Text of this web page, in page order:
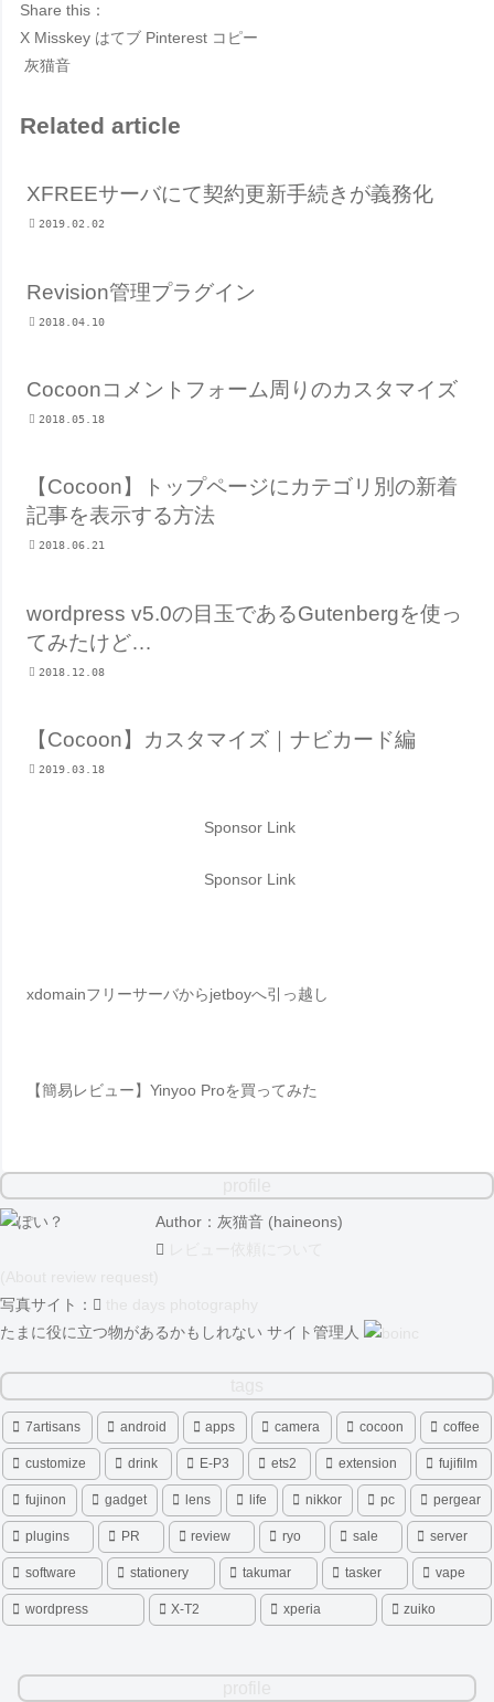
Share this：
X Misskey はてブ Pinterest コピー
灰猫音
Related article
XFREEサーバにて契約更新手続きが義務化
2019.02.02
Revision管理プラグイン
2018.04.10
Cocoonコメントフォーム周りのカスタマイズ
2018.05.18
【Cocoon】トップページにカテゴリ別の新着
記事を表示する方法
2018.06.21
wordpress v5.0の目玉であるGutenbergを使っ
てみたけど…
2018.12.08
【Cocoon】カスタマイズ｜ナビカード編
2019.03.18
Sponsor Link
Sponsor Link
xdomainフリーサーバからjetboyへ引っ越し
【簡易レビュー】Yinyoo Proを買ってみた
Author：灰猫音 (haineons)
写真サイト：
たまに役に立つ物があるかもしれない サイト管理人
7artisans android apps camera cocoon coffee
customize drink E-P3 ets2 extension fujifilm
fujinon gadget lens life nikkor pc pergear
plugins PR review ryo sale server
software stationery takumar tasker vape
wordpress X-T2 xperia zuiko